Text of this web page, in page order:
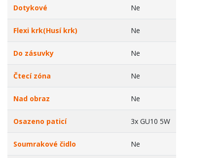
Dotykové Ne
Flexi krk(Husí krk) Ne
Do zásuvky Ne
Čtecí zóna Ne
Nad obraz Ne
Osazeno paticí 3x GU10 5W
Soumrakové čidlo Ne